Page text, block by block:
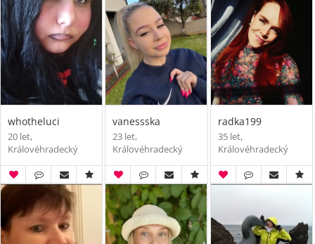
whotheluci
20 let,
Královéhradecký
vanessska
23 let,
Královéhradecký
radka199
35 let,
Královéhradecký